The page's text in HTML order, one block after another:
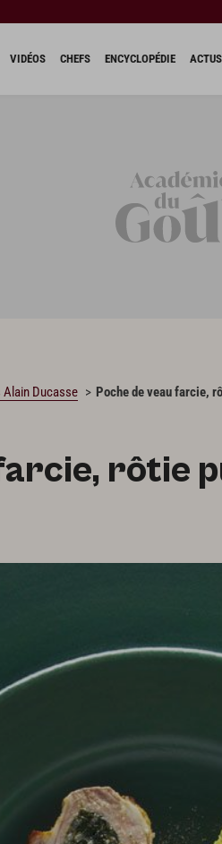
VIDÉOS CHEFS ENCYCLOPÉDIE ACTUS
Alain Ducasse Poche de veau farcie,
rôtie